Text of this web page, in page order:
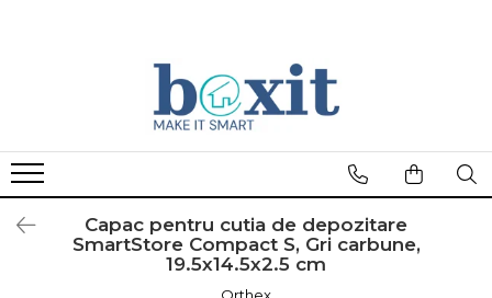
Capac pentru cutia de depozitare
SmartStore Compact S, Gri carbune,
19.5x14.5x2.5 cm